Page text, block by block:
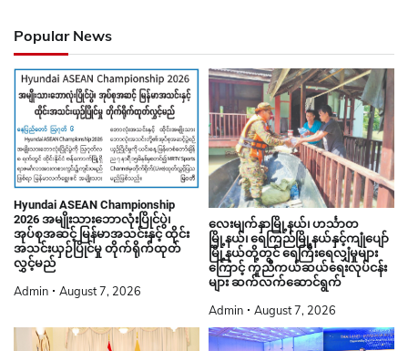
Popular News
Hyundai ASEAN Championship
2026 အမျိုးသားဘောလုံးပြိုင်ပွဲ၊
အုပ်စုအဆင့် မြန်မာအသင်းနှင့် ထိုင်း
အသင်းယှဉ်ပြိုင်မှု တိုက်ရိုက်ထုတ်
လွှင့်မည်
Admin August 7, 2026
လေးမျက်နှာမြို့နယ်၊ ဟင်္သာတ
မြို့နယ်၊ ရေကြည်မြို့နယ်နှင့်ကျုံပျော်
မြို့နယ်တို့တွင် ရေကြီးရေလျှံမှုများ
ကြောင့် ကူညီကယ်ဆယ်ရေးလုပ်ငန်း
များ ဆက်လက်ဆောင်ရွက်
Admin August 7, 2026